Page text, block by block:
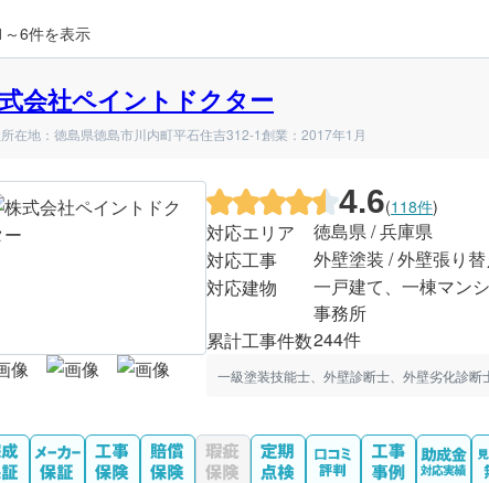
6件を表示
会社ペイントドクター
在地：徳島県徳島市川内町平石住吉312-1創業：2017年1月
4.6(118件)
対応エリア
徳島県 / 兵庫県
対応工事
外壁塗装 / 外壁張り
対応建物
一戸建て、一棟マン
事務所
累計工事件数244件
一級塗装技能士、外壁診断士、外壁劣化診断